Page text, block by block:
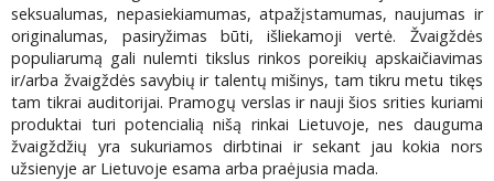
seksualumas, nepasiekiamumas, atpažįstamumas, naujumas ir
originalumas, pasiryžimas būti, išliekamoji vertė. Žvaigždės
populiarumą gali nulemti tikslus rinkos poreikių apskaičiavimas
ir/arba žvaigždės savybių ir talentų mišinys, tam tikru metu tikęs
tam tikrai auditorijai. Pramogų verslas ir nauji šios srities kuriami
produktai turi potencialią nišą rinkai Lietuvoje, nes dauguma
žvaigždžių yra sukuriamos dirbtinai ir sekant jau kokia nors
užsienyje ar Lietuvoje esama arba praėjusia mada.